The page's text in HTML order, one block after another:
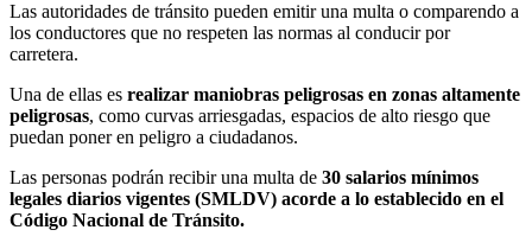
Las autoridades de tránsito pueden emitir una multa o comparendo a
los conductores que no respeten las normas al conducir por
carretera.
Una de ellas es realizar maniobras peligrosas en zonas altamente
peligrosas, como curvas arriesgadas, espacios de alto riesgo que
puedan poner en peligro a ciudadanos.
Las personas podrán recibir una multa de 30 salarios mínimos
legales diarios vigentes (SMLDV) acorde a lo establecido en el
Código Nacional de Tránsito.